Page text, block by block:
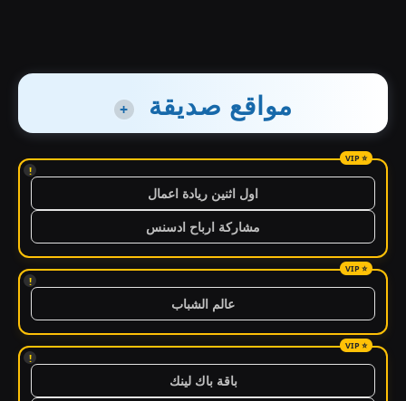
مواقع صديقة +
!
اول اثنين ريادة اعمال
مشاركة ارباح ادسنس
!
عالم الشباب
!
باقة باك لينك